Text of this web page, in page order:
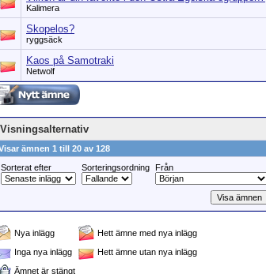
Kalimera
Skopelos?
ryggsäck
Kaos på Samotraki
Netwolf
Visningsalternativ
ämnen 1 till 20 av 128
Sorterat efter
Sorteringsordning Från
Nya inlägg
Hett ämne med nya inlägg
Inga nya inlägg
Hett ämne utan nya inlägg
Ämnet är stängt